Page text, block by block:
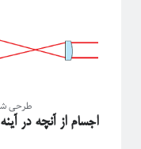
آیا فیزیک می‌تواند شبکه‌های
طرحی
اجسام از آنچه در